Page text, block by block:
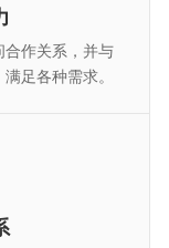
合作关系，并与
足各种需求。